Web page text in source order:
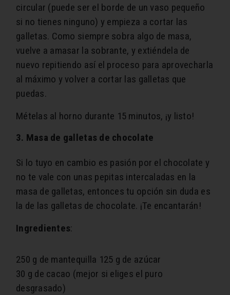
circular (puede ser el borde de un vaso pequeño
si no tienes ninguno) y empieza a cortar las
galletas. Como siempre sobra algo de masa,
vuelve a amasar la sobrante, y extiéndela de
nuevo repitiendo así el proceso para aprovecharla
al máximo y volver a cortar las galletas que
puedas.
Mételas al horno durante 15 minutos, ¡y listo!
3. Masa de galletas de chocolate
Si lo tuyo en cambio es pasión por el chocolate y
no te vale con unas pepitas intercaladas en la
masa de galletas, entonces tu opción sin duda es
la de las galletas de chocolate. ¡Te encantarán!
Ingredientes:
250 g de mantequilla 125 g de azúcar
30 g de cacao (mejor si eliges el puro
desgrasado)